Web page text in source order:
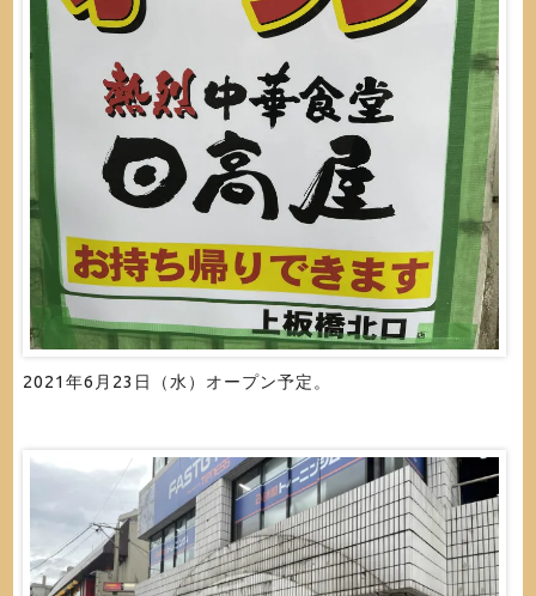
2021年6月23日（水）オープン予定。